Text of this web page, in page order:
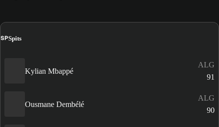
SPSpits
Kylian Mbappé
ALG
91
Ousmane Dembélé
ALG
90